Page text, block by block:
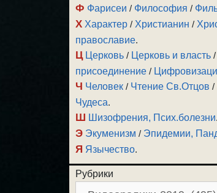
Ф Фарисеи / Философия /
Х Характер / Христианин /
православие.
Ц Церковь / Церковь и власть /
присоединение /
Ч Человек / Чтение Св.Отцов /
Чудеса.
Ш Шизофрения, Псих.болезни.
Э Экуменизм / Эпидемии,
Я Язычество.
Рубрики